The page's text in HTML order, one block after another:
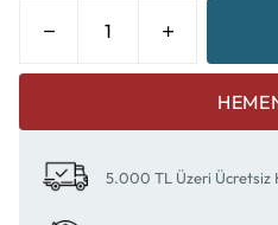
5.000 TL Üzeri Ücretsiz